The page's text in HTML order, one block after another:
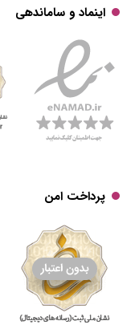
اینماد و ساماندهی
پرداخت امن